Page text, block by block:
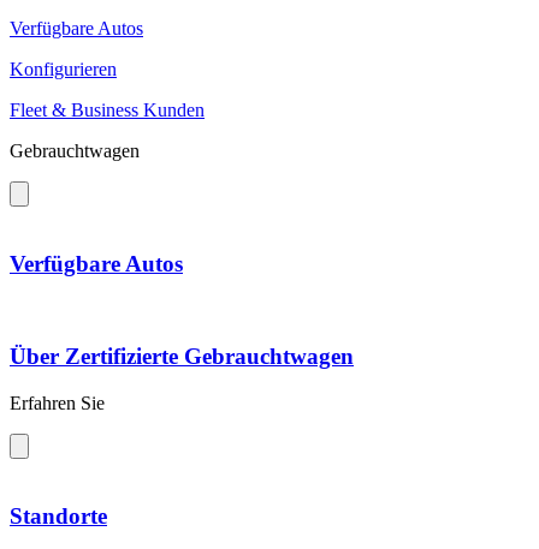
Verfügbare Autos
Konfigurieren
Fleet & Business Kunden
Gebrauchtwagen
Verfügbare Autos
Über Zertifizierte Gebrauchtwagen
Erfahren Sie
Standorte